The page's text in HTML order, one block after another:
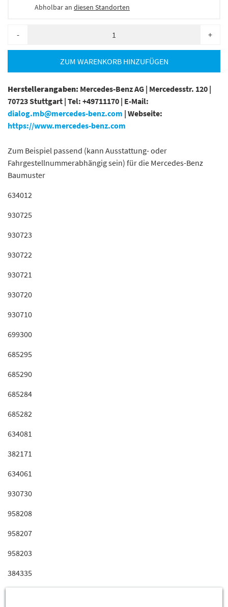
Abholbar an diesen Standorten
- +
ZUM WARENKORB HINZUFÜGEN
Herstellerangaben: Mercedes-Benz AG | Mercedesstr. 120 |
70723 Stuttgart | Tel: +49711170 | E-Mail:
dialog.mb@mercedes-benz.com | Webseite:
https://www.mercedes-benz.com
Zum Beispiel passend (kann Ausstattung- oder
Fahrgestellnummerabhängig sein) für die Mercedes-Benz
Baumuster
634012
930725
930723
930722
930721
930720
930710
699300
685295
685290
685284
685282
634081
382171
634061
930730
958208
958207
958203
384335